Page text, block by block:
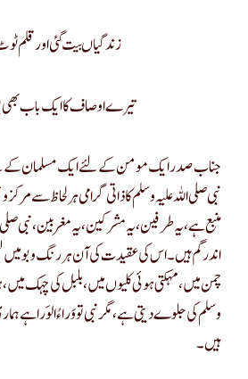
زندگیاں بیت گئی اور قلم
تیرے اوصاف کا ایک باب بھی
جناب صدر ایک مومن کے لئے ایک مسلمان کے
نبی صلی اللہ علیہ وسلم کا ذاتی گرامی ہر لحاظ سے مرکز
منبع ہے، یہ طرفین ،یہ مشرکین ،یہ مغربین ،نبی
اندر گم ہیں۔ اس کی عقیدت کی آن ہر رنگ و
چمن میں، مہکتی ہوئی کلیوں میں ،بلبل کی چہک میں
وسلم کی جلوے دیتی ہے، مگر نبی تو وَراءُ الوَرا ہے
ہیں۔